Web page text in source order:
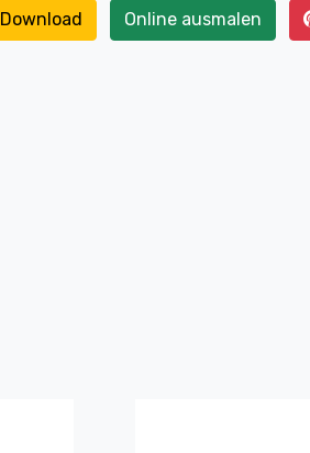
Download Online ausmalen